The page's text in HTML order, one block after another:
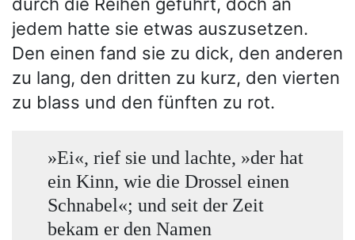
jedem hatte sie etwas auszusetzen.
Den einen fand sie zu dick, den anderen
zu lang, den dritten zu kurz, den vierten
zu blass und den fünften zu rot.
»Ei«, rief sie und lachte, »der hat
ein Kinn, wie die Drossel einen
Schnabel«; und seit der Zeit
bekam er den Namen